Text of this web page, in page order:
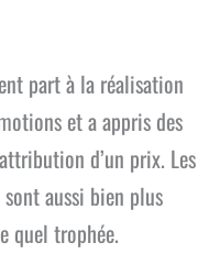
part à la réalisation
et a appris des
d’un prix. Les
aussi bien plus
quel trophée.